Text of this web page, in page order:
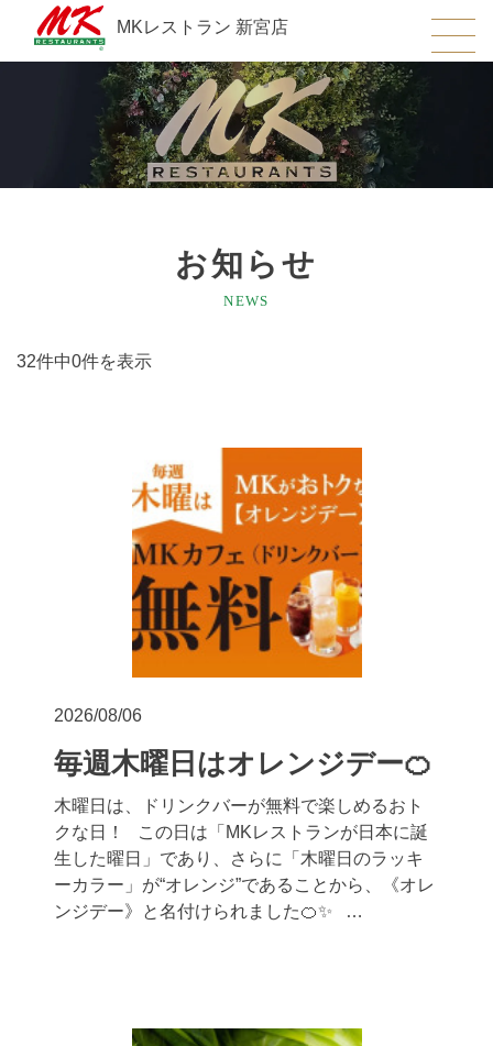
MKレストラン 新宮店
お知らせ
NEWS
32件中0件を表示
2026/08/06
毎週木曜日はオレンジデー🍊
木曜日は、ドリンクバーが無料で楽しめるおト
クな日！ この日は「MKレストランが日本に誕
生した曜日」であり、さらに「木曜日のラッキ
ーカラー」が“オレンジ”であることから、《オレ
ンジデー》と名付けられました🍊✨ …